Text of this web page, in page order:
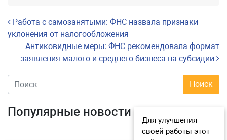
Навигация по записям
Работа с самозанятыми: ФНС назвала признаки
уклонения от налогообложения
Антиковидные меры: ФНС рекомендовала формат
заявления малого и среднего бизнеса на субсидии
Популярные новости
Для улучшения
своей работы этот